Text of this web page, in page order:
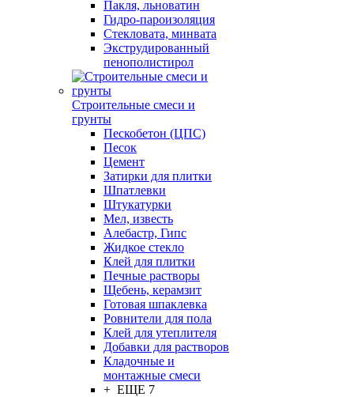
Пакля, льноватин
Гидро-пароизоляция
Стекловата, минвата
Экструдированный
пенополистирол
Строительные смеси и
грунты
Пескобетон (ЦПС)
Песок
Цемент
Затирки для плитки
Шпатлевки
Штукатурки
Мел, известь
Алебастр, Гипс
Жидкое стекло
Клей для плитки
Печные растворы
Щебень, керамзит
Готовая шпаклевка
Ровнители для пола
Клей для утеплителя
Добавки для растворов
Кладочные и
монтажные смеси
+ ЕЩЕ 7